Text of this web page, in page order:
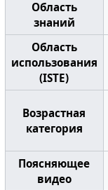
Область
знаний
Область
использования
(ISTE)
Возрастная
категория
Поясняющее
видео